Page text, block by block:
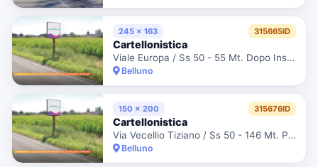
245 x 163 315665ID
Cartellonistica
Viale Europa / Ss 50 - 55 Mt. Dopo Insegna Distributore Cuca Gas
Belluno
150 x 200 315676ID
Cartellonistica
Via Vecellio Tiziano / Ss 50 - 146 Mt. Prima Di Via Del Candel
Belluno